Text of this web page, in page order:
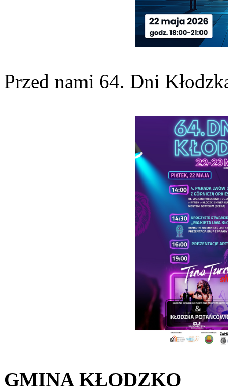
Przed nami 64. Dni
GMINA KŁODZKO